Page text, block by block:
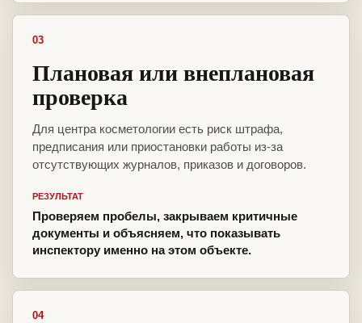
03
Плановая или внеплановая
проверка
Для центра косметологии есть риск штрафа,
предписания или приостановки работы из-за
отсутствующих журналов, приказов и договоров.
РЕЗУЛЬТАТ
Проверяем пробелы, закрываем критичные
документы и объясняем, что показывать
инспектору именно на этом объекте.
04